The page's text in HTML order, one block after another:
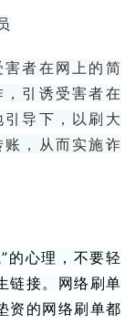
害者在网上的简
引诱受害者在
导下，以刷大
，从而实施诈
的心理，不要轻
链接。网络刷单
资的网络刷单都